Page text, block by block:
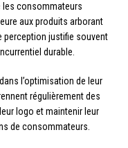
les consommateurs
aux produits arborant
justifie souvent
durable.
l’optimisation de leur
régulièrement des
logo et maintenir leur
de consommateurs.